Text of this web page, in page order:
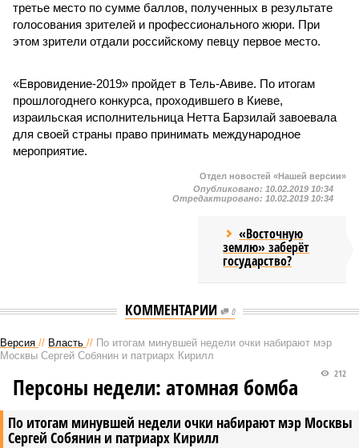
третье место по сумме баллов, полученных в результате
голосования зрителей и профессионального жюри. При
этом зрители отдали российскому певцу первое место.
«Евровидение-2019» пройдет в Тель-Авиве. По итогам
прошлогоднего конкурса, проходившего в Киеве,
израильская исполнительница Нетта Барзилай завоевала
для своей страны право принимать международное
мероприятие.
Отдел новостей «Нашей версии»
Опубликовано: 10.02.2019 10:34
Отредактировано: 10.02.2019 10:34
«Восточную
землю» заберёт
государство?
КОММЕНТАРИИ 0
Версия // Власть // По итогам минувшей недели очки набирают мэр
Москвы Сергей Собянин и патриарх Кирилл
По итогам минувшей недели очки набирают мэр Москвы
Сергей Собянин и патриарх Кирилл
212
Персоны недели: атомная бомба